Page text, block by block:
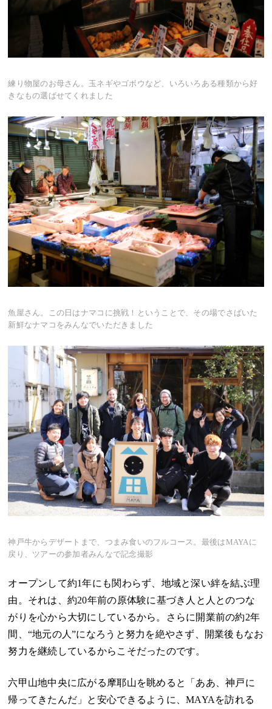
練り物屋のお母さん。玉ネギやゴボウなど、いろいろある種類から好
きなもの選ばせてくれました
魚屋さん。この日はナマコに挑戦！ということで、その場でさばいた
新鮮なナマコをみんなでいただきました
神戸牛からデザートまで、つまみ食いのフルコース。最後はMAYAに
戻り、ツアーの参加者みんなで記念撮影
オープンして約1年にも関わらず、地域と深い絆を結ぶ理
由。それは、約20年前の原体験に基づき人と人とのつな
がりを心から大切にしているから。さらに開業前の約2年
間、“地元の人”になろうと努力を絶やさず、開業後もなお
努力を継続しているからこそだったのです。
六甲山地中央に広がる摩耶山を眺めると「ああ、神戸に
帰ってきたんだ」と安心できるように、MAYAを訪れる